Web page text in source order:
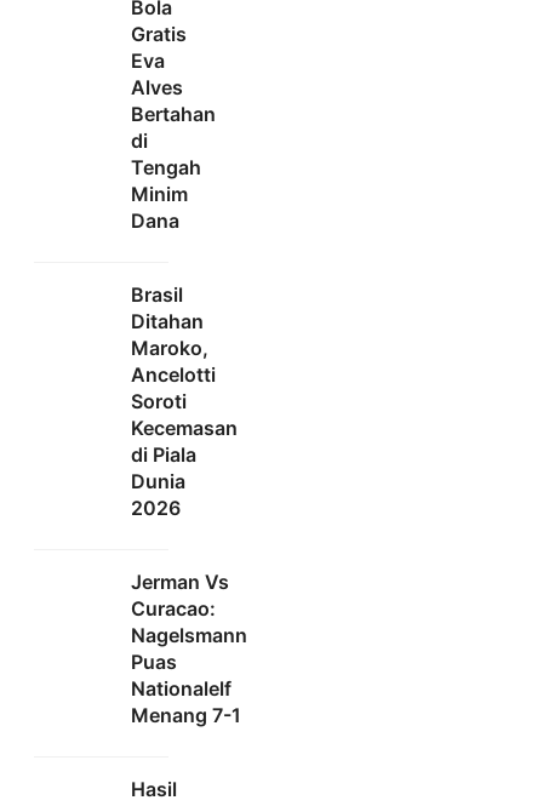
Bola
Gratis
Eva
Alves
Bertahan
di
Tengah
Minim
Dana
Brasil
Ditahan
Maroko,
Ancelotti
Soroti
Kecemasan
di Piala
Dunia
2026
Jerman Vs
Curacao:
Nagelsmann
Puas
Nationalelf
Menang 7-1
Hasil